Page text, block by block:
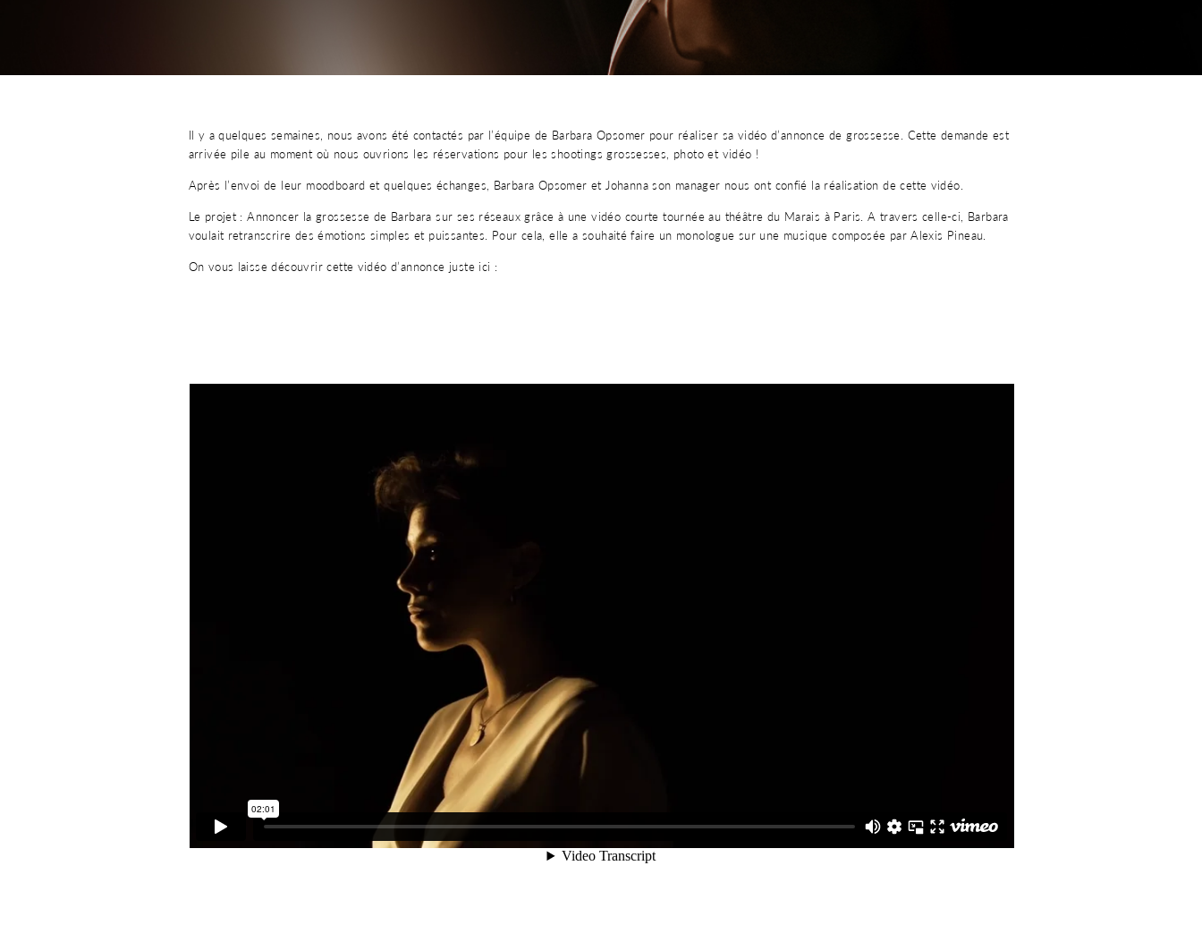
Il y a quelques semaines, nous avons été contactés par l’équipe de Barbara Opsomer pour réaliser sa vidéo d’annonce de grossesse. Cette demande est
arrivée pile au moment où nous ouvrions les réservations pour les shootings grossesses, photo et vidéo !
Après l’envoi de leur moodboard et quelques échanges, Barbara Opsomer et Johanna son manager nous ont confié la réalisation de cette vidéo.
Le projet : Annoncer la grossesse de Barbara sur ses réseaux grâce à une vidéo courte tournée au théâtre du Marais à Paris. A travers celle-ci, Barbara
voulait retranscrire des émotions simples et puissantes. Pour cela, elle a souhaité faire un monologue sur une musique composée par Alexis Pineau.
On vous laisse découvrir cette vidéo d’annonce juste ici :